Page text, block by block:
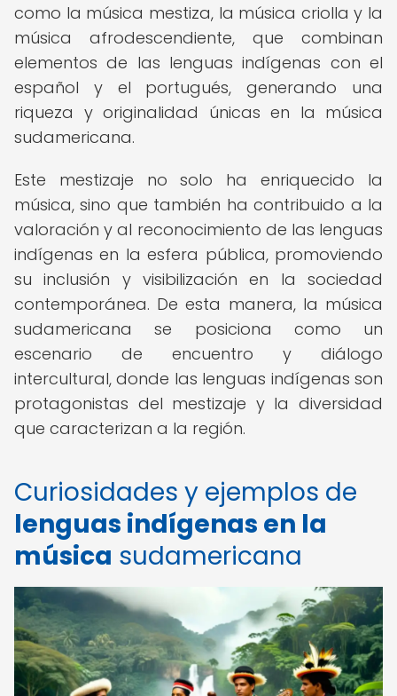
como la música mestiza, la música criolla y la
música afrodescendiente, que combinan
elementos de las lenguas indígenas con el
español y el portugués, generando una
riqueza y originalidad únicas en la música
sudamericana.
Este mestizaje no solo ha enriquecido la
música, sino que también ha contribuido a la
valoración y al reconocimiento de las lenguas
indígenas en la esfera pública, promoviendo
su inclusión y visibilización en la sociedad
contemporánea. De esta manera, la música
sudamericana se posiciona como un
escenario de encuentro y diálogo
intercultural, donde las lenguas indígenas son
protagonistas del mestizaje y la diversidad
que caracterizan a la región.
Curiosidades y ejemplos de
lenguas indígenas en la
música sudamericana